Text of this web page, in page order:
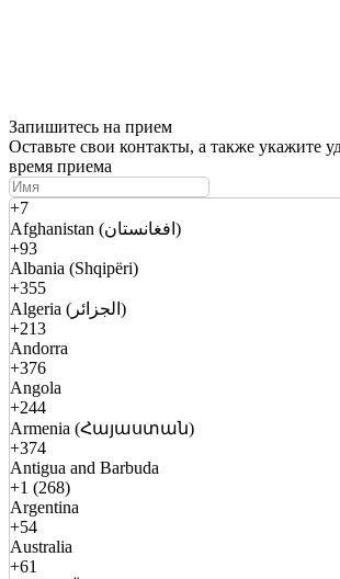
Запишитесь на прием
Оставьте свои контакты, а также укажите
время приема
+7
Afghanistan (افغانستان)
+93
Albania (Shqipëri)
+355
Algeria (الجزائر)
+213
Andorra
+376
Angola
+244
Armenia (Հայաստան)
+374
Antigua and Barbuda
+1 (268)
Argentina
+54
Australia
+61